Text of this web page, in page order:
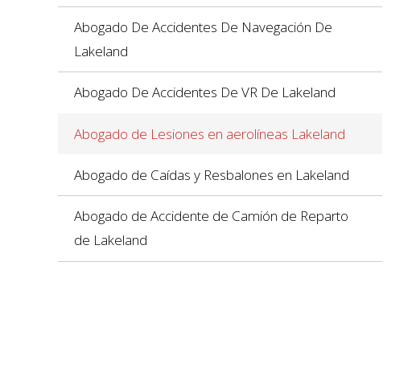
Abogado De Accidentes De Navegación De
Lakeland
Abogado De Accidentes De VR De Lakeland
Abogado de Lesiones en aerolíneas Lakeland
Abogado de Caídas y Resbalones en Lakeland
Abogado de Accidente de Camión de Reparto
de Lakeland